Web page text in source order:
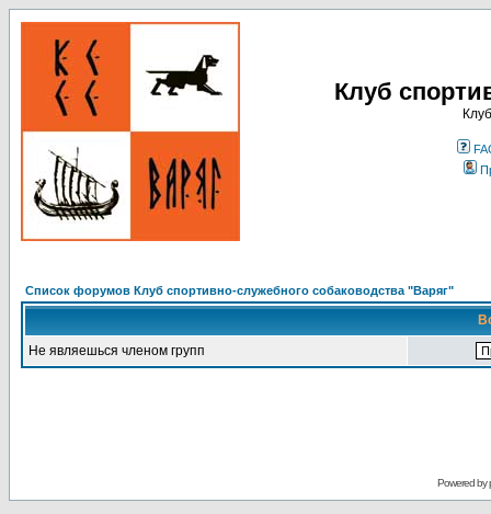
Клуб
Список форумов Клуб спортивно-служебного собаководства "Варяг"
Не являешься членом групп
Powered by